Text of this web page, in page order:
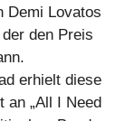
Demi Lovatos
den Preis
erhielt diese
an „All I Need